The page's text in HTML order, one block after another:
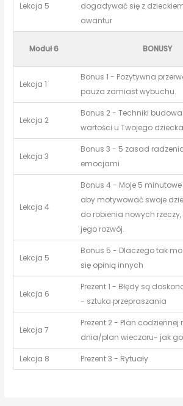
Lekcja 5
dogadywać się z
awantur
Moduł 6 BONUSY
Lekcja 1
Bonus 1 - Pozytywna
pauza zamiast wybuchu.
Lekcja 2
Bonus 2 - Techniki
wartości u Twojego dziecka
Lekcja 3
Bonus 3 - 5 zasad
emocjami
Lekcja 4
Bonus 4 - Moje 5
aby motywować swoje
do robienia nowych
jego rozwój.
Lekcja 5
Bonus 5 - Dlaczego tak
się opinią innych
Lekcja 6
Prezent 1 - Błędy są
- sztuka przepraszania
Lekcja 7
Prezent 2 - Plan
dnia/plan wieczoru- jak go
Lekcja 8 Prezent 3 - Rytuały